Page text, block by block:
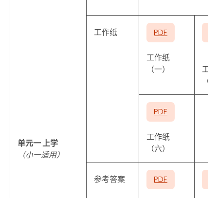
单元一 上学
（小一适用）
工作纸 PDF
工作纸
（一）
工
（
PDF
工作纸
（六）
参考答案 PDF